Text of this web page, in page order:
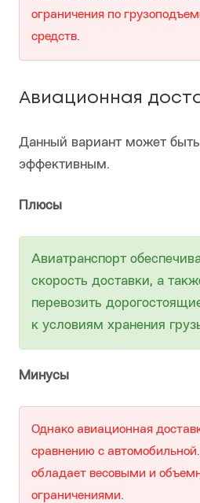
ограничения по
средств.
Авиационная
Данный вариант может
эффективным.
Плюсы
Авиатранспорт
скорость доставки, а
перевозить
к условиям хранения
Минусы
Однако авиационная
сравнению с
обладает весовыми и
ограничениями.